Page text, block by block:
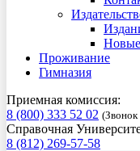
Проживание
Гимназия
Приемная комиссия:
8 (800) 333 52 02
Справочная
8 (812) 269-57-58